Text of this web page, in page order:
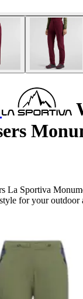
La Sportiva
for your outdoor